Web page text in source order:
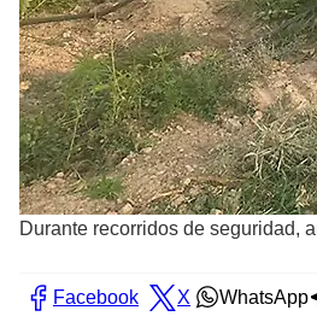
Durante recorridos de seguridad,
Facebook X WhatsApp